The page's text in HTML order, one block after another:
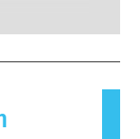
niektórych
Nie